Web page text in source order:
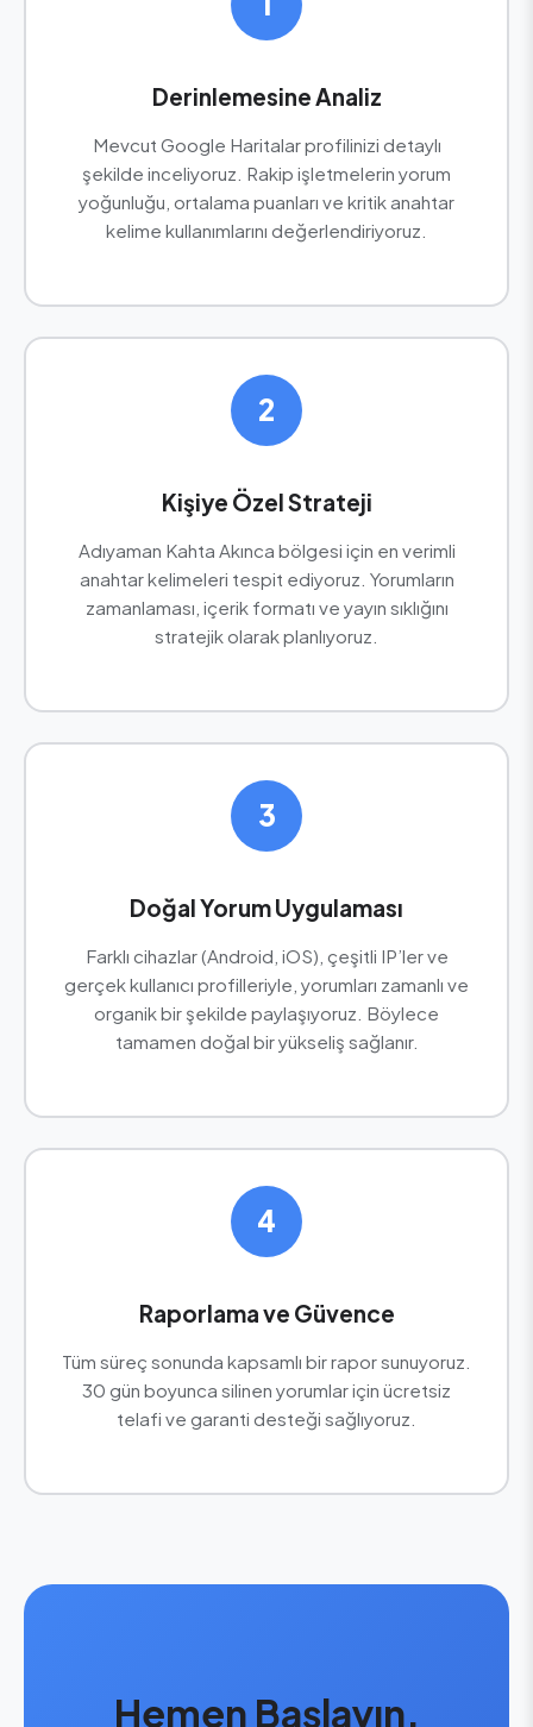
Derinlemesine Analiz
Mevcut Google Haritalar profilinizi detaylı
şekilde inceliyoruz. Rakip işletmelerin yorum
yoğunluğu, ortalama puanları ve kritik anahtar
kelime kullanımlarını değerlendiriyoruz.
2
Kişiye Özel Strateji
Adıyaman Kahta Akınca bölgesi için en verimli
anahtar kelimeleri tespit ediyoruz. Yorumların
zamanlaması, içerik formatı ve yayın sıklığını
stratejik olarak planlıyoruz.
3
Doğal Yorum Uygulaması
Farklı cihazlar (Android, iOS), çeşitli IP’ler ve
gerçek kullanıcı profilleriyle, yorumları zamanlı ve
organik bir şekilde paylaşıyoruz. Böylece
tamamen doğal bir yükseliş sağlanır.
4
Raporlama ve Güvence
Tüm süreç sonunda kapsamlı bir rapor sunuyoruz.
30 gün boyunca silinen yorumlar için ücretsiz
telafi ve garanti desteği sağlıyoruz.
Hemen Başlayın,